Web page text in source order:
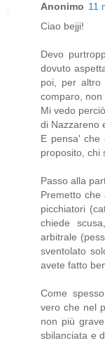
Anonimo 11
Ciao bejji!
Devo
dovuto
poi, per
comparo, non
Mi vedo
di Nazzareno
E pensa'
proposito, chi
Passo alla
Premetto
picchiatori
chiede
arbitrale
sventolato
avete fatto
Come
vero che nel
non più
sbilanciata e